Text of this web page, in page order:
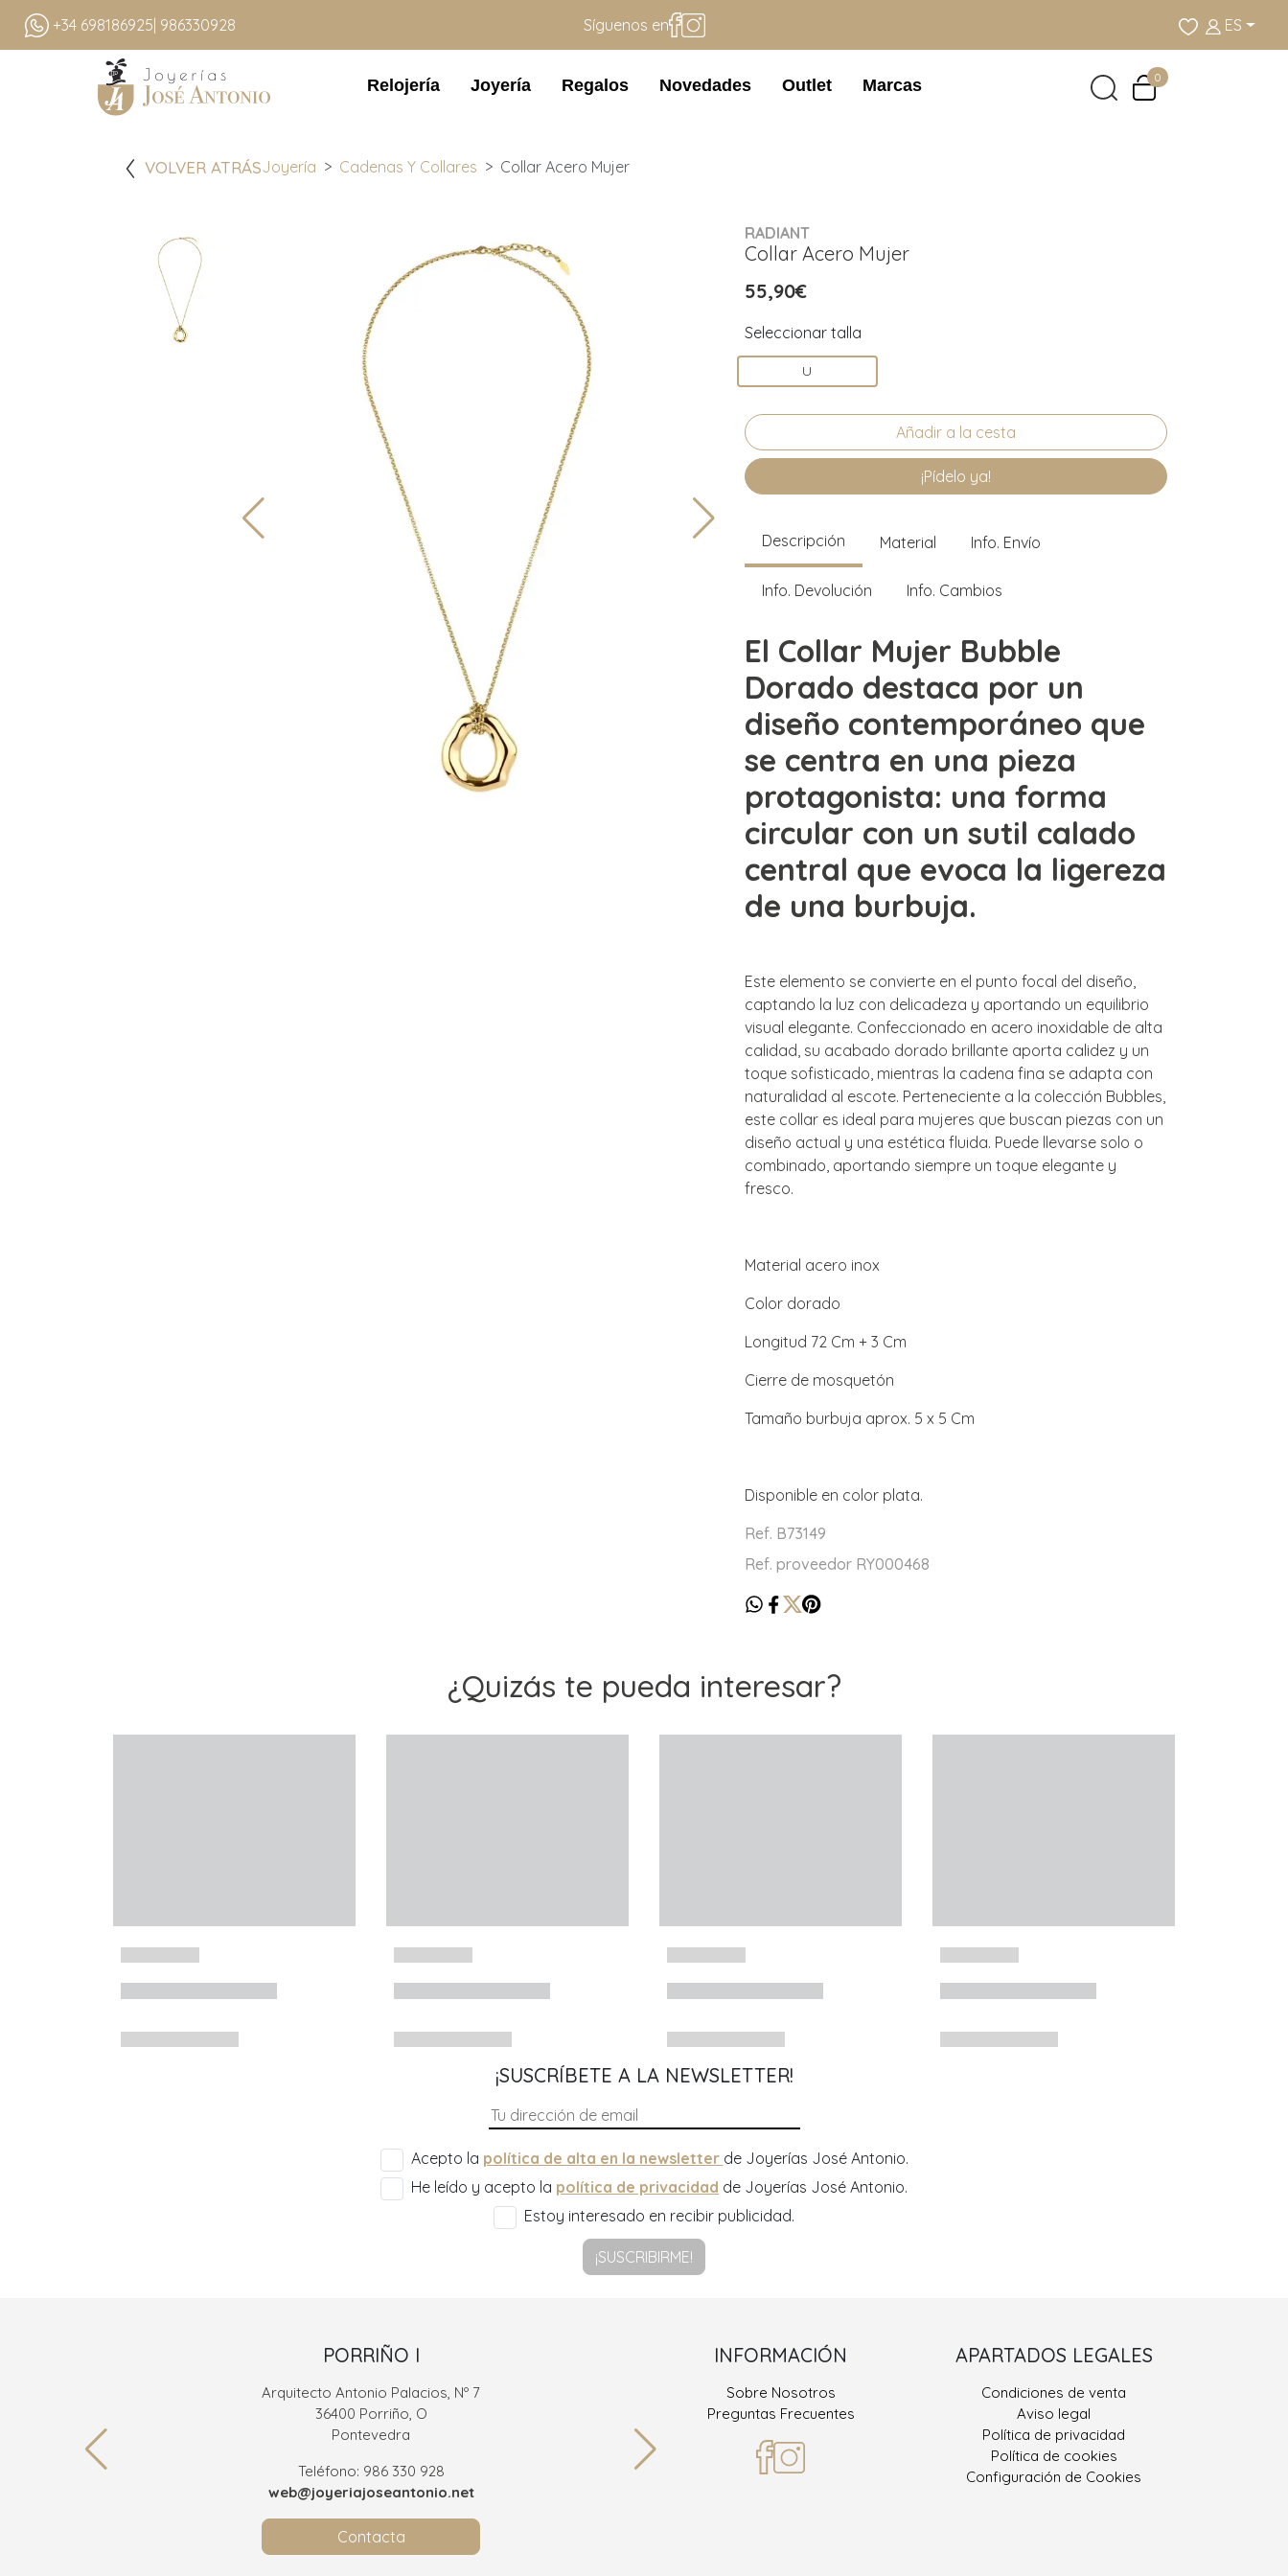
+34 698186925 | 986330928 Síguenos en ES
Relojería Joyería Regalos Novedades Outlet Marcas 0
VOLVER ATRÁSJoyería Cadenas Y Collares Collar Acero Mujer
RADIANT
Collar Acero Mujer
55,90€
Seleccionar talla
U
¡Pídelo ya!
Descripción Material Info. Envío
Info. Devolución Info. Cambios
El Collar Mujer Bubble
Dorado destaca por un
diseño contemporáneo que
se centra en una pieza
protagonista: una forma
circular con un sutil calado
central que evoca la ligereza
de una burbuja.
Este elemento se convierte en el punto focal del diseño,
captando la luz con delicadeza y aportando un equilibrio
visual elegante. Confeccionado en acero inoxidable de alta
calidad, su acabado dorado brillante aporta calidez y un
toque sofisticado, mientras la cadena fina se adapta con
naturalidad al escote. Perteneciente a la colección Bubbles,
este collar es ideal para mujeres que buscan piezas con un
diseño actual y una estética fluida. Puede llevarse solo o
combinado, aportando siempre un toque elegante y
fresco.
Material acero inox
Color dorado
Longitud 72 Cm + 3 Cm
Cierre de mosquetón
Tamaño burbuja aprox. 5 x 5 Cm
Disponible en color plata.
Ref. B73149
Ref. proveedor RY000468
¿Quizás te pueda interesar?
¡SUSCRÍBETE A LA NEWSLETTER!
Acepto la política de alta en la newsletter de Joyerías José Antonio.
He leído y acepto la política de privacidad de Joyerías José Antonio.
Estoy interesado en recibir publicidad.
¡SUSCRIBIRME!
PORRIÑO I
Arquitecto Antonio Palacios, Nº 7
36400 Porriño, O
Pontevedra
Teléfono: 986 330 928
web@joyeriajoseantonio.net
Contacta
Ramón González, Nº 9
36400 Porriño, O
Teléfono: 986 330 928
INFORMACIÓN
Sobre Nosotros
Preguntas Frecuentes
APARTADOS LEGALES
Condiciones de venta
Aviso legal
Política de privacidad
Política de cookies
Configuración de Cookies